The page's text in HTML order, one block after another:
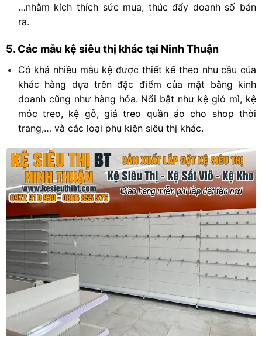
…nhằm kích thích sức mua, thúc đẩy doanh số bán
ra.
5. Các mẫu kệ siêu thị khác tại Ninh Thuận
Có khá nhiều mẫu kệ được thiết kế theo nhu cầu của
khác hàng dựa trên đặc điểm của mặt bằng kinh
doanh cũng như hàng hóa. Nổi bật như kệ giỏ mì, kệ
móc treo, kệ gỗ, giá treo quần áo cho shop thời
trang,… và các loại phụ kiện siêu thị khác.